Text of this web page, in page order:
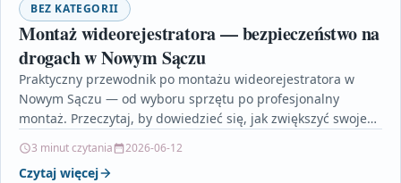
BEZ KATEGORII
Montaż wideorejestratora — bezpieczeństwo na
drogach w Nowym Sączu
Praktyczny przewodnik po montażu wideorejestratora w
Nowym Sączu — od wyboru sprzętu po profesjonalny
montaż. Przeczytaj, by dowiedzieć się, jak zwiększyć swoje
3 minut czytania 2026-06-12
Czytaj więcej